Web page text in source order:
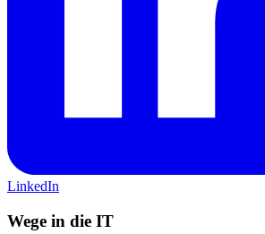
LinkedIn
Wege in die IT